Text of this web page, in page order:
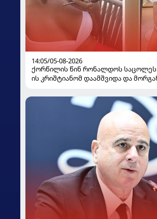
14:05/05-08-2026
ქორწილის წინ რონალდოს
ის კრიშტიანომ დაამშვიდა და